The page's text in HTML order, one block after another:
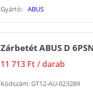
Gyártó: ABUS
Zárbetét ABUS D
11 713 Ft / darab
Kódszám:GT12-AU-023289